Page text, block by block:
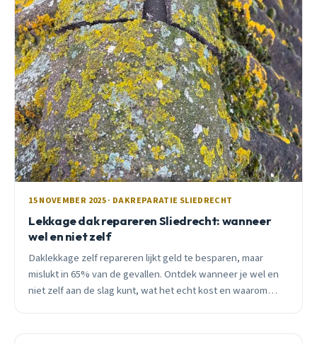
15 NOVEMBER 2025 · DAKREPARATIE SLIEDRECHT
Lekkage dak repareren Sliedrecht: wanneer
wel en niet zelf
Daklekkage zelf repareren lijkt geld te besparen, maar
mislukt in 65% van de gevallen. Ontdek wanneer je wel en
niet zelf aan de slag kunt, wat het echt kost en waarom